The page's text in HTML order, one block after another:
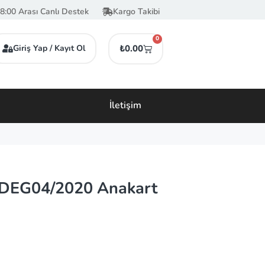
Arası Canlı Destek Kargo Takibi
Giriş Yap / Kayıt Ol ₺0.00
0
İletişim
2020 Anakart